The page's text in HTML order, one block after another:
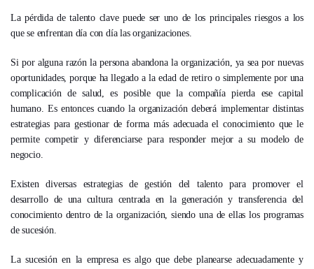
La pérdida de talento clave puede ser uno de los principales riesgos a los
que se enfrentan día con día las organizaciones.
Si por alguna razón la persona abandona la organización, ya sea por nuevas
oportunidades, porque ha llegado a la edad de retiro o simplemente por una
complicación de salud, es posible que la compañía pierda ese capital
humano. Es entonces cuando la organización deberá implementar distintas
estrategias para gestionar de forma más adecuada el conocimiento que le
permite competir y diferenciarse para responder mejor a su modelo de
negocio.
Existen diversas estrategias de gestión del talento para promover el
desarrollo de una cultura centrada en la generación y transferencia del
conocimiento dentro de la organización, siendo una de ellas los programas
de sucesión.
La sucesión en la empresa es algo que debe planearse adecuadamente y